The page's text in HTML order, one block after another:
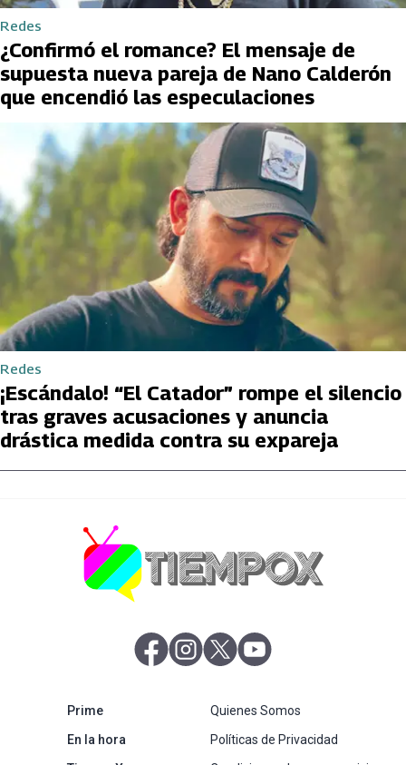
Redes
¿Confirmó el romance? El mensaje de
supuesta nueva pareja de Nano Calderón
que encendió las especulaciones
Redes
¡Escándalo! “El Catador” rompe el silencio
tras graves acusaciones y anuncia
drástica medida contra su expareja
abre en nueva pestaña
abre en nueva pestaña
abre en nueva pestaña
Primeabre en nueva pestaña
En la horaabre en nueva pestaña
Quienes Somos
Políticas de Privacidad